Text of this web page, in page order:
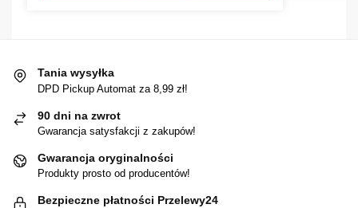
Tania wysyłka
DPD Pickup Automat za 8,99 zł!
90 dni na zwrot
Gwarancja satysfakcji z zakupów!
Gwarancja oryginalności
Produkty prosto od producentów!
Bezpieczne płatności Przelewy24